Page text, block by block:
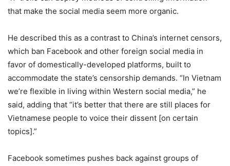
that make the social media seem more organic.
He described this as a contrast to China’s internet censors,
which ban Facebook and other foreign social media in
favor of domestically-developed platforms, built to
accommodate the state’s censorship demands. “In Vietnam
we’re flexible in living within Western social media,” he
said, adding that “it’s better that there are still places for
Vietnamese people to voice their dissent [on certain
topics].”
Facebook sometimes pushes back against groups of